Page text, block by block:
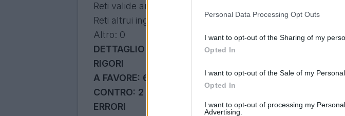
Personal Data Processing Opt Outs
I want to opt-out of the Sharing of my
Opted In
I want to opt-out of the Sale of my Personal
Opted In
I want to opt-out of processing my
Advertising.
Reti valide annullate: 0
Reti altrui ingiuste assegnate: 3
Altro: 0
DETTAGLIO
RIGORI
A FAVORE: 6
CONTRO: 2
ERRORI